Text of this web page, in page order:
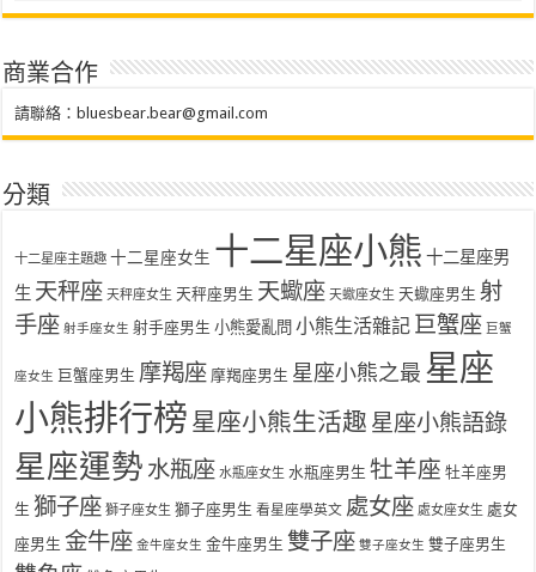
商業合作
請聯絡： bluesbear.bear@gmail.com
分類
十二星座主題趣 十二星座女生 十二星座小熊 十二星座男
生 天秤座 天秤座女生 天秤座男生 天蠍座 天蠍座女生 天蠍座男生 射
手座 射手座女生 射手座男生 小熊愛亂問 小熊生活雜記 巨蟹座 巨蟹
座女生 巨蟹座男生 摩羯座 摩羯座男生 星座小熊之最 星座
小熊排行榜 星座小熊生活趣 星座小熊語錄
星座運勢 水瓶座 水瓶座女生 水瓶座男生 牡羊座 牡羊座男
生 獅子座 獅子座女生 獅子座男生 看星座學英文 處女座 處女座女生 處女
座男生 金牛座 金牛座女生 金牛座男生 雙子座 雙子座女生 雙子座男生